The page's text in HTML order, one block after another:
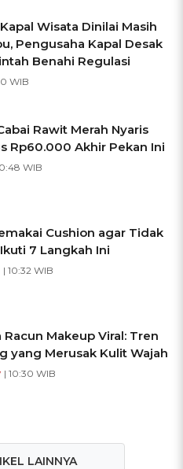
Wisata Dinilai Masih
Pengusaha Kapal Desak
Benahi Regulasi
WIB
Rawit Merah Nyaris
Rp60.000 Akhir Pekan Ini
WIB
Cushion agar Tidak
7 Langkah Ini
| 10:32 WIB
Racun Makeup Viral: Tren
yang Merusak Kulit Wajah
| 10:30 WIB
LAINNYA